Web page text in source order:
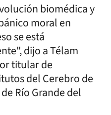
biomédica y
moral en
se está
dijo a Télam
titular de
del Cerebro de
Río Grande del